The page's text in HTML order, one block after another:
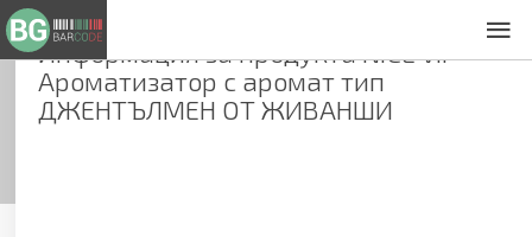
Информация за продуктаNICE VIP
Ароматизатор с аромат тип
ДЖЕНТЪЛМЕН ОТ ЖИВАНШИ
Общи условия
Декларация за проверителност